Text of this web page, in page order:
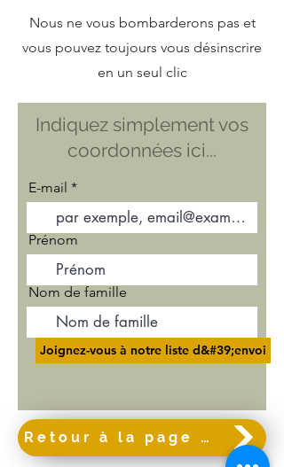
Nous ne vous bombarderons pas et
vous pouvez toujours vous désinscrire
en un seul clic
Indiquez simplement vos
coordonnées ici...
E-mail
Prénom
Nom de famille
Joignez-vous à notre liste d&#39;envoi
Retour à la page d&#39;accueil